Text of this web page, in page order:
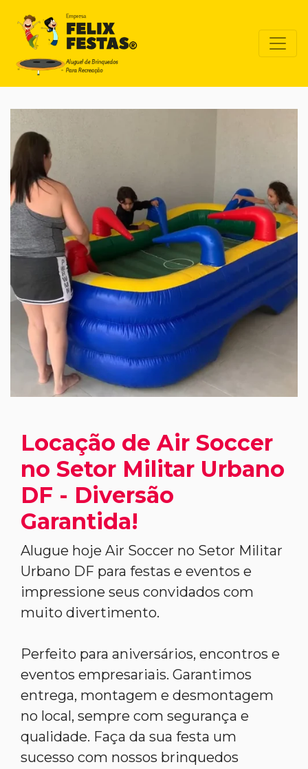
Locação de Air Soccer
no Setor Militar Urbano
DF - Diversão
Garantida!
Alugue hoje Air Soccer no Setor Militar
Urbano DF para festas e eventos e
impressione seus convidados com
muito divertimento.
Perfeito para aniversários, encontros e
eventos empresariais. Garantimos
entrega, montagem e desmontagem
no local, sempre com segurança e
qualidade. Faça da sua festa um
sucesso com nossos brinquedos